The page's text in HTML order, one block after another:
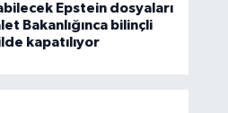
Epstein dosyaları
Bakanlığınca bilinçli
kapatılıyor